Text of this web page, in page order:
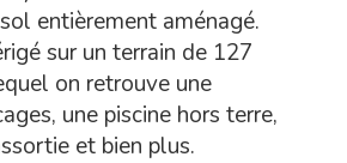
entièrement aménagé.
sur un terrain de 127
on retrouve une
une piscine hors terre,
et bien plus.